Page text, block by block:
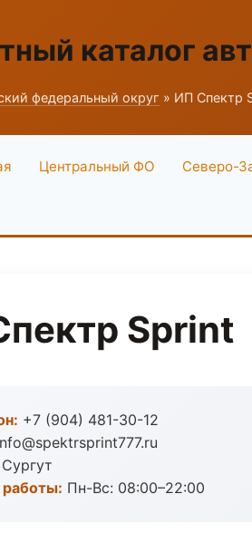
каталог
федеральный округ » ИП Спектр
Центральный ФО Северо-
Sprint
+7 (904) 481-30-12
Сургут
Пн-Вс: 08:00–22:00